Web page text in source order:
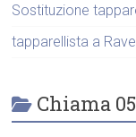
Sostituzione
tapparellista a
Chiama